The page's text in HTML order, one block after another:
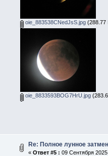
oie_883538CNedJsS.jpg(288.77
oie_8833593BOG7HrU.jpg
Re: Полное лунное
« Ответ #5 : 09 Сентября